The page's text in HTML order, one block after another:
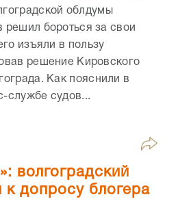
облдумы
решил бороться за свои
изъяли в пользу
решение Кировского
Как пояснили в
службе судов...
волгоградский
к допросу блогера